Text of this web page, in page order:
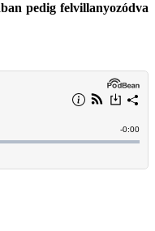
pedig felvillanyozódva